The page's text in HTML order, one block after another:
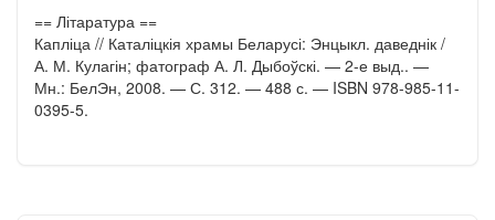
== Літаратура ==
Капліца // Каталіцкія храмы Беларусі: Энцыкл. даведнік /
А. М. Кулагін; фатограф А. Л. Дыбоўскі. — 2-е выд.. —
Мн.: БелЭн, 2008. — С. 312. — 488 с. — ISBN 978-985-11-
0395-5.